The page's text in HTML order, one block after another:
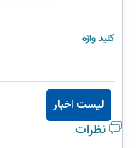
کلید واژه
لیست اخبار
نظرات